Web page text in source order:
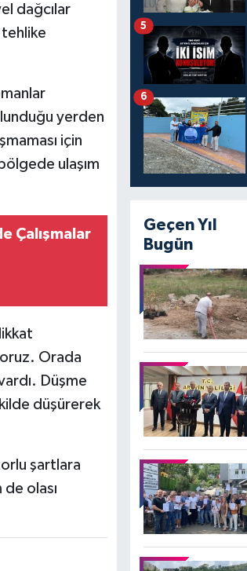
dağcılar
yerden
için
ulaşım
Çalışmalar
Orada
Düşme
düşürerek
şartlara
olası
5
6
Geçen Yıl
Bugün